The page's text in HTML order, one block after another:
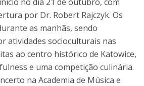
por Dr. Robert Rajczyk. Os
as manhãs, sendo
atividades socioculturais nas
ao centro histórico de Katowice,
e uma competição culinária.
na Academia de Música e